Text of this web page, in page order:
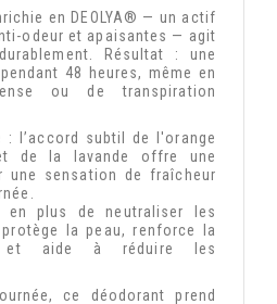
en DEOLYA® — un actif
odeur et apaisantes — agit
Résultat : une
48 heures, même en
ou de transpiration
: l’accord subtil de l'orange
de la lavande offre une
une sensation de fraîcheur
plus de neutraliser les
la peau, renforce la
et aide à réduire les
, ce déodorant prend